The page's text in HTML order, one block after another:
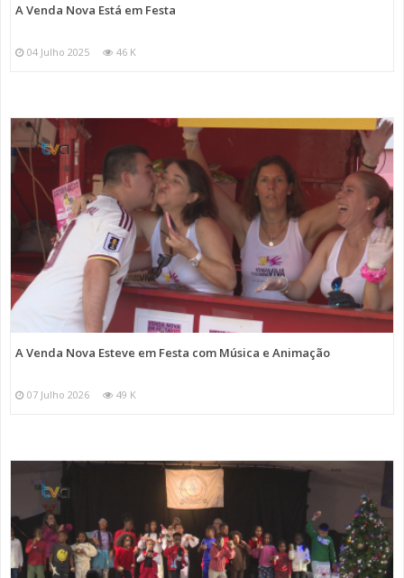
A Venda Nova Está em Festa
04 Julho 2025 46 K
A Venda Nova Esteve em Festa com Música e Animação
07 Julho 2026 49 K